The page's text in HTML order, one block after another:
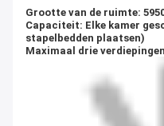
Grootte van de ruimte:
Capaciteit: Elke kamer
stapelbedden plaatsen)
Maximaal drie